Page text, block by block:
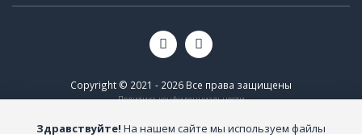
Copyright © 2021 - 2026 Все права защищены
Политика конфиденциальности
Здравствуйте! На нашем сайте мы используем файлы